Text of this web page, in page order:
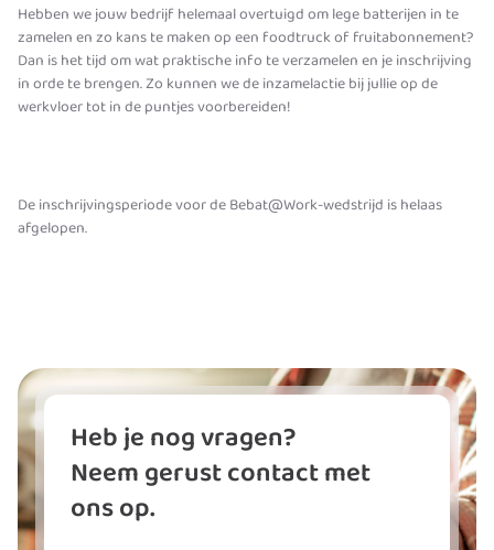
Hebben we jouw bedrijf helemaal overtuigd om lege batterijen in te
zamelen en zo kans te maken op een foodtruck of fruitabonnement?
Dan is het tijd om wat praktische info te verzamelen en je inschrijving
in orde te brengen. Zo kunnen we de inzamelactie bij jullie op de
werkvloer tot in de puntjes voorbereiden!
De inschrijvingsperiode voor de Bebat@Work-wedstrijd is helaas
afgelopen.
Heb je nog vragen?
Neem gerust contact met
ons op.